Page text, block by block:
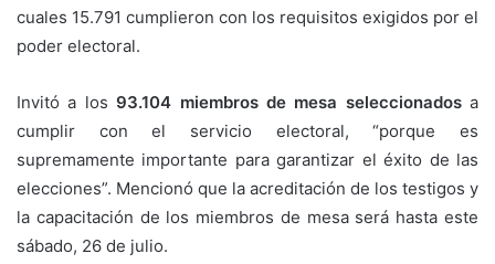
cuales 15.791 cumplieron con los requisitos exigidos por el
poder electoral.
Invitó a los93.104 miembros de mesa seleccionadosa
cumplir con el servicio electoral, “porque es
supremamente importante para garantizar el éxito de las
elecciones”. Mencionó que la acreditación de los testigos y
la capacitación de los miembros de mesa será hasta este
sábado, 26 de julio.